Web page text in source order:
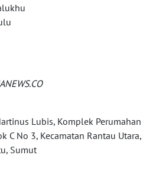
Lubis, Komplek Perumahan
C No 3, Kecamatan Rantau Utara,
Sumut